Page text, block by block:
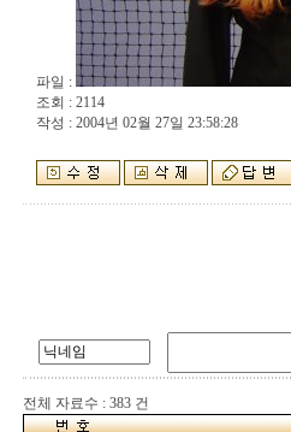
파일 :
조회 : 2114
작성 : 2004년 02월 27일 23:58:28
전체 자료수 : 383 건